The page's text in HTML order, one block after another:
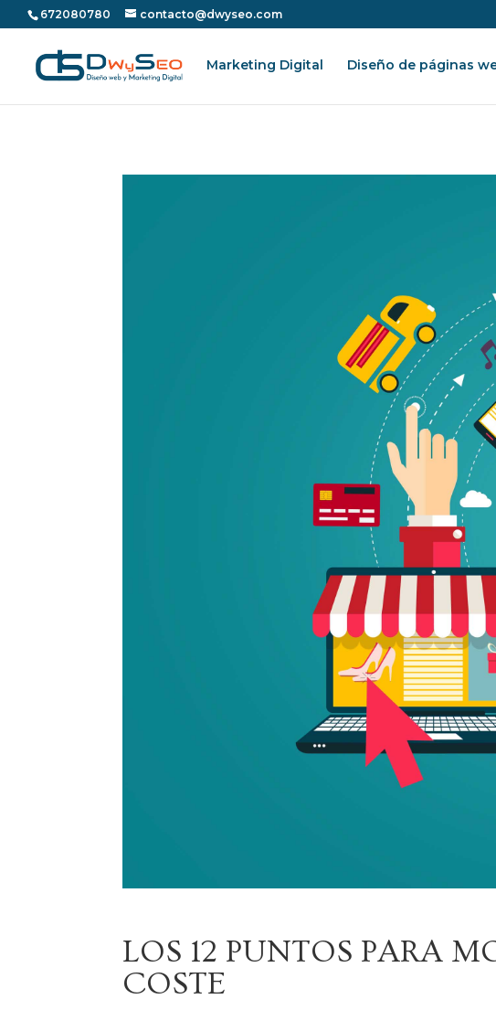
672080780 contacto@dwyseo.com
Marketing Digital Diseño de páginas
LOS 12 PUNTOS PARA
COSTE